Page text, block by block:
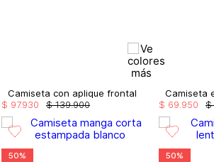
Camiseta con aplique frontal
$ 139.900
$ 97.930
$
$ 69 950
50% 50%